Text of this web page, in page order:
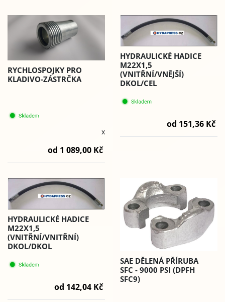
RYCHLOSPOJKY PRO
KLADIVO-ZÁSTRČKA
x
od 1 089,00 Kč
HYDRAULICKÉ HADICE
M22X1,5
(VNITŘNÍ/VNĚJŠÍ)
DKOL/CEL
od 151,36 Kč
HYDRAULICKÉ HADICE
M22X1,5
(VNITŘNÍ/VNITŘNÍ)
DKOL/DKOL
od 142,04 Kč
SAE DĚLENÁ PŘÍRUBA
SFC - 9000 PSI (DPFH
SFC9)